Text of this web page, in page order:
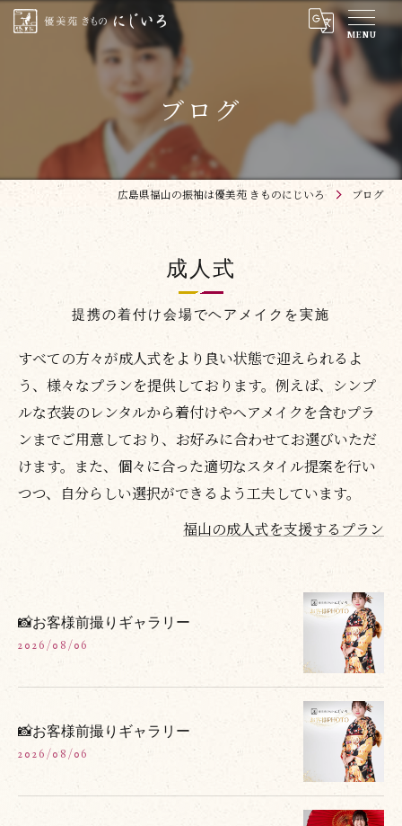
ブログ
広島県福山の振袖は優美苑 きものにじいろ ブログ
成人式
提携の着付け会場でヘアメイクを実施
すべての方々が成人式をより良い状態で迎えられるよ
う、様々なプランを提供しております。例えば、シンプ
ルな衣装のレンタルから着付けやヘアメイクを含むプラ
ンまでご用意しており、お好みに合わせてお選びいただ
けます。また、個々に合った適切なスタイル提案を行い
つつ、自分らしい選択ができるよう工夫しています。
福山の成人式を支援するプラン
📸お客様前撮りギャラリー
2026/08/06
📸お客様前撮りギャラリー
2026/08/06